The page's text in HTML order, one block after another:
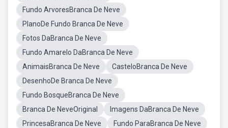
Fundo ArvoresBranca De Neve
PlanoDe Fundo Branca De Neve
Fotos DaBranca De Neve
Fundo Amarelo DaBranca De Neve
AnimaisBranca De Neve
CasteloBranca De Neve
DesenhoDe Branca De Neve
Fundo BosqueBranca De Neve
Branca De NeveOriginal
Imagens DaBranca De Neve
PrincesaBranca De Neve
Fundo ParaBranca De Neve